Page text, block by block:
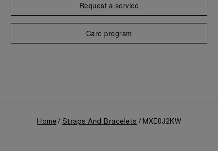
Request a service
Care program
Home Straps And Bracelets MXE0J2KW